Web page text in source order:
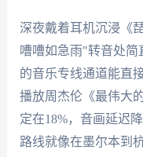
深夜戴着耳机沉浸《
嘈嘈如急雨"转音处简
的音乐专线通道能直
播放周杰伦《最伟大
定在18%，音画延迟
路线就像在墨尔本到